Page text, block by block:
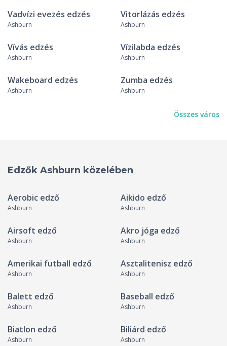
Vadvízi evezés edzés
Ashburn
Vitorlázás edzés
Ashburn
Vívás edzés
Ashburn
Vízilabda edzés
Ashburn
Wakeboard edzés
Ashburn
Zumba edzés
Ashburn
Összes város
Edzők Ashburn közelében
Aerobic edző
Ashburn
Aikido edző
Ashburn
Airsoft edző
Ashburn
Akro jóga edző
Ashburn
Amerikai futball edző
Ashburn
Asztalitenisz edző
Ashburn
Balett edző
Ashburn
Baseball edző
Ashburn
Biatlon edző
Ashburn
Biliárd edző
Ashburn